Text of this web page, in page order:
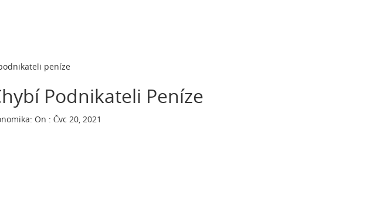
Podnikateli Peníze
: On : Čvc 20, 2021